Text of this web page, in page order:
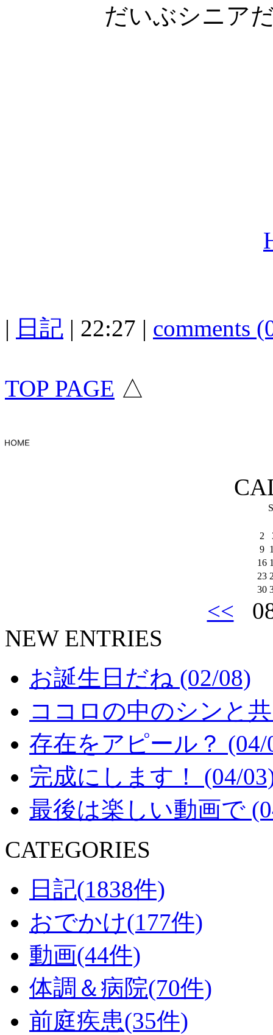
だいぶシニア
| 日記 | 22:27 | comments
TOP PAGE △
S
2
9
16
23
30
<<
NEW ENTRIES
お誕生日だね (02/08)
ココロの中のシンと
存在をアピール？ (04/
完成にします！ (04/
最後は楽しい動画で
CATEGORIES
日記(1838件)
おでかけ(177件)
動画(44件)
体調＆病院(70件)
前庭疾患(35件)